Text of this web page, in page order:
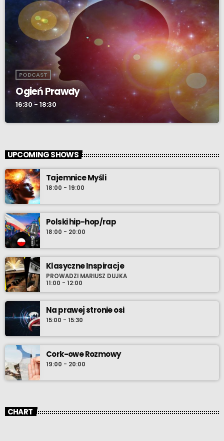
PODCAST
Ogień Prawdy
16:30 - 18:30
UPCOMING SHOWS
Tajemnice Myśli
18:00 - 19:00
Polski hip-hop/rap
18:00 - 20:00
Klasyczne Inspiracje
PROWADZI MARIUSZ DUJKA
11:00 - 12:00
Na prawej stronie osi
15:00 - 15:30
Cork-owe Rozmowy
19:00 - 20:00
CHART